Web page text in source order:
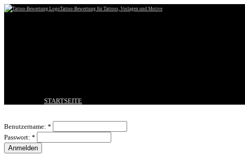
Tattoo-Bewertung für Tattoos, Vorlagen und Motive
STARTSEITE
BESTE TATTOOS
NEUESTE TATTOOS
Benutzername: *
Passwort: *